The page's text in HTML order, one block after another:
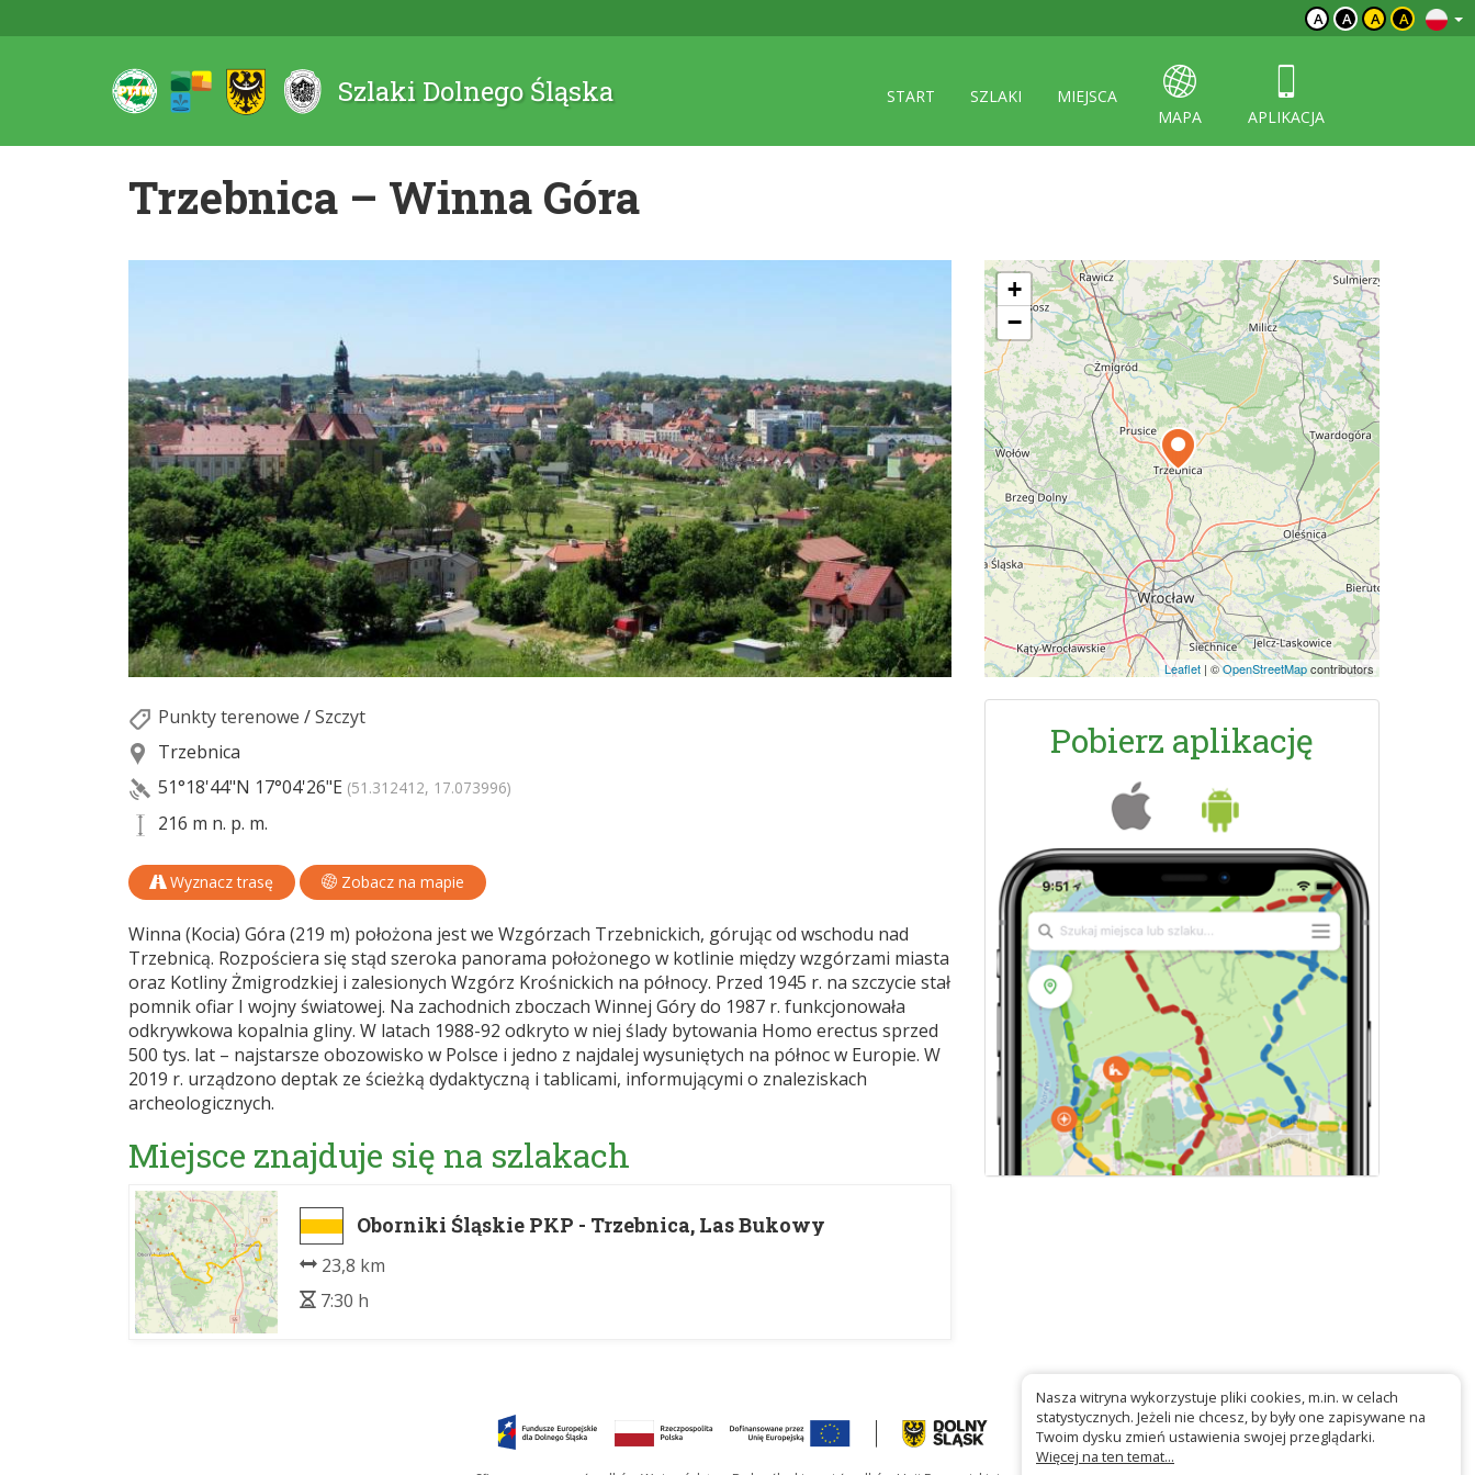
A A A A
Szlaki Dolnego Śląska START SZLAKI
MIEJSCA
MAPA
APLIKACJA
Trzebnica – Winna Góra
Punkty terenowe /Szczyt
Trzebnica
51°18'44"N 17°04'26"E (51.312412, 17.073996)
216 m n. p. m.
Wyznacz trasę Zobacz na mapie
Winna (Kocia) Góra (219 m) położona jest we Wzgórzach Trzebnickich, górując od wschodu nad
Trzebnicą. Rozpościera się stąd szeroka panorama położonego w kotlinie między wzgórzami miasta
oraz Kotliny Żmigrodzkiej i zalesionych Wzgórz Krośnickich na północy. Przed 1945 r. na szczycie stał
pomnik ofiar I wojny światowej. Na zachodnich zboczach Winnej Góry do 1987 r. funkcjonowała
odkrywkowa kopalnia gliny. W latach 1988-92 odkryto w niej ślady bytowania Homo erectus sprzed
500 tys. lat – najstarsze obozowisko w Polsce i jedno z najdalej wysuniętych na północ w Europie. W
2019 r. urządzono deptak ze ścieżką dydaktyczną i tablicami, informującymi o znaleziskach
archeologicznych.
Miejsce znajduje się na szlakach
Oborniki Śląskie PKP - Trzebnica, Las Bukowy
23,8 km
7:30 h
+
−
Leaflet | ©OpenStreetMapcontributors
Pobierz aplikację
Nasza witryna wykorzystuje pliki cookies, m.in. w celach
statystycznych. Jeżeli nie chcesz, by były one zapisywane na
Twoim dysku zmień ustawienia swojej przeglądarki.
Więcej na ten temat...